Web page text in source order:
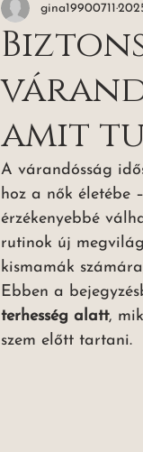
amit
gina19900711
A várandósság
hoz a nők életébe
érzékenyebbé
rutinok új
kismamák
Ebben a
terhesség alatt,
szem előtt tartani.